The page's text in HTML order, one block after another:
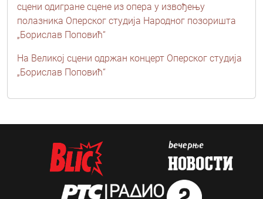
сцени одигране сцене из опера у извођењу
полазника Оперског студија Народног позоришта
„Борислав Поповић“
На Великој сцени одржан концерт Оперског студија
„Борислав Поповић“